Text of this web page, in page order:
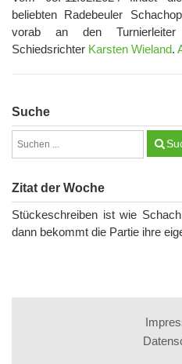
beliebten Radebeuler
vorab an den
Schiedsrichter Karsten Wieland.
Suche
Zitat der Woche
Stückeschreiben ist wie
dann bekommt die Partie ihre